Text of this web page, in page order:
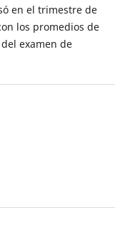
en el trimestre de
los promedios de
examen de